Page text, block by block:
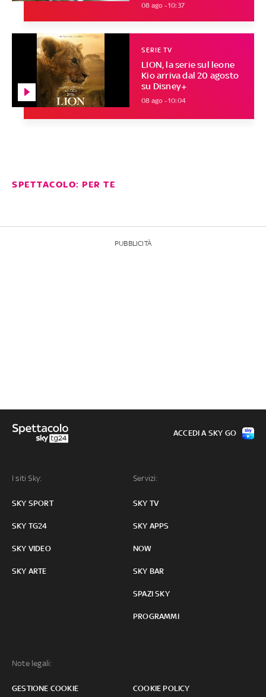
08 ago - 10:37
LION, la serie sul leone
Kio arriva dal 20 agosto
su Disney+
SERIE TV
08 ago - 10:04
SPETTACOLO: PER TE
PUBBLICITÀ
I siti Sky:
SKY SPORT
SKY TG24
SKY VIDEO
SKY ARTE
Servizi:
SKY TV
SKY APPS
NOW
SKY BAR
SPAZI SKY
PROGRAMMI
Note legali:
GESTIONE COOKIE COOKIE POLICY
ACCEDI A SKY GO